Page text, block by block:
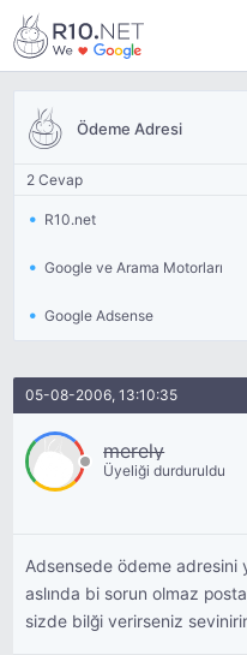
Ödeme Adresi
2 Cevap
R10.net
Google ve Arama Motorları
Google Adsense
05-08-2006, 13:10:35
merely
Üyeliği durduruldu
Adsensede ödeme adresini
aslında bi sorun olmaz
sizde bilği verirseniz